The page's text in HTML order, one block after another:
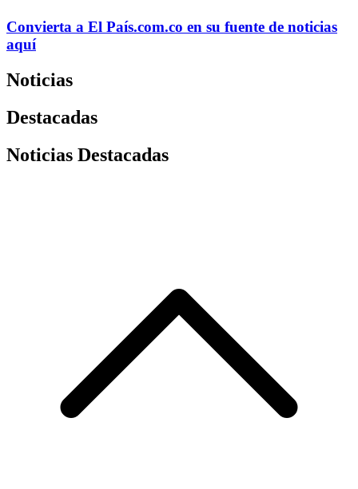
Convierta a El País.com.co en su fuente de noticias
aquí
Noticias
Destacadas
Noticias Destacadas